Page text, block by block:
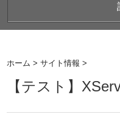
ホーム >サイト情報 >
【テスト】